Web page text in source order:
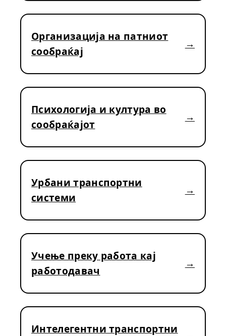
Организација на патниот
сообраќај
Психологија и култура во
сообраќајот
Урбани транспортни
системи
Учење преку работа кај
работодавач
Интелегентни транспортни